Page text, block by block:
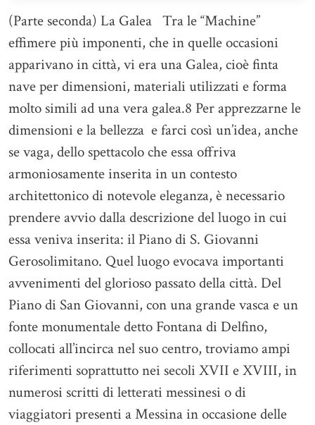
(Parte seconda) La Galea Tra le “Machine”
effimere più imponenti, che in quelle occasioni
apparivano in città, vi era una Galea, cioè finta
nave per dimensioni, materiali utilizzati e forma
molto simili ad una vera galea.8 Per apprezzarne le
dimensioni e la bellezza e farci così un’idea, anche
se vaga, dello spettacolo che essa offriva
armoniosamente inserita in un contesto
architettonico di notevole eleganza, è necessario
prendere avvio dalla descrizione del luogo in cui
essa veniva inserita: il Piano di S. Giovanni
Gerosolimitano. Quel luogo evocava importanti
avvenimenti del glorioso passato della città. Del
Piano di San Giovanni, con una grande vasca e un
fonte monumentale detto Fontana di Delfino,
collocati all’incirca nel suo centro, troviamo ampi
riferimenti soprattutto nei secoli XVII e XVIII, in
numerosi scritti di letterati messinesi o di
viaggiatori presenti a Messina in occasione delle